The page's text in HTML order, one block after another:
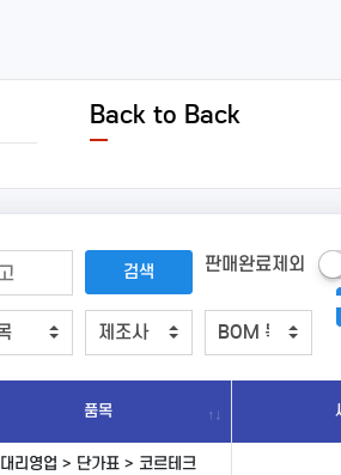
Back to Back
판매완료제외
품목
대리영업 > 단가표 > 코르테크